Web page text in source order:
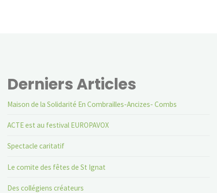
Derniers Articles
Maison de la Solidarité En Combrailles-Ancizes- Combs
ACTE est au festival EUROPAVOX
Spectacle caritatif
Le comite des fêtes de St Ignat
Des collégiens créateurs